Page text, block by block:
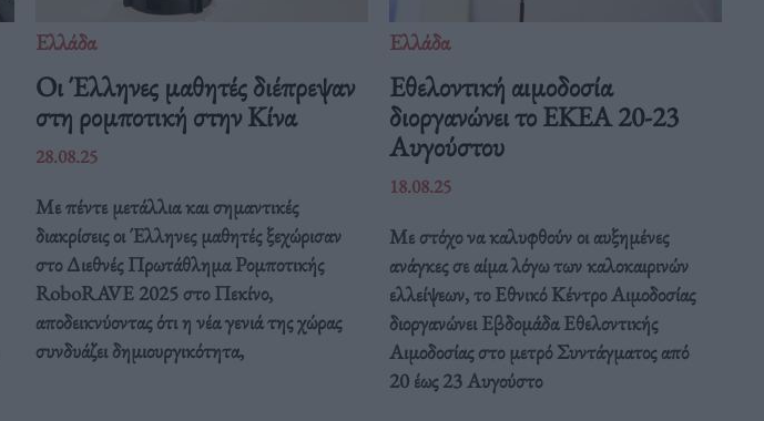
Ελλάδα
Οι Έλληνες μαθητές διέπρεψαν
στη ρομποτική στην Κίνα
28.08.25
Με πέντε μετάλλια και σημαντικές
διακρίσεις οι Έλληνες μαθητές ξεχώρισαν
στο Διεθνές Πρωτάθλημα Ρομποτικής
RoboRAVE 2025 στο Πεκίνο,
αποδεικνύοντας ότι η νέα γενιά της χώρας
συνδυάζει δημιουργικότητα,
Ελλάδα
Eθελοντική αιμοδοσία
διοργανώνει το ΕΚΕΑ 20-23
Αυγούστου
18.08.25
Με στόχο να καλυφθούν οι αυξημένες
ανάγκες σε αίμα λόγω των καλοκαιρινών
ελλείψεων, το Εθνικό Κέντρο Αιμοδοσίας
διοργανώνει Εβδομάδα Εθελοντικής
Αιμοδοσίας στο μετρό Συντάγματος από
20 έως 23 Αυγούστο